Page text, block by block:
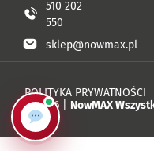
510 202
550
sklep@nowmax.pl
© 2026 | NowMAX
POLITYKA PRYWATNOŚCI